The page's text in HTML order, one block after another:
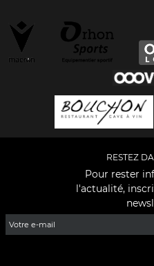
RESTEZ
Pour rester
l'actualité,